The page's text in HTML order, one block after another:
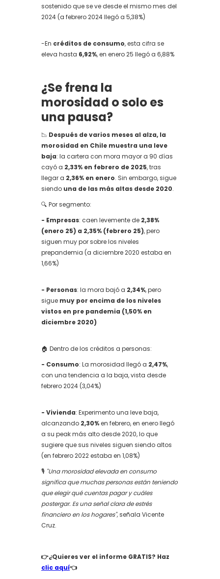
sostenido que se ve desde el mismo mes del
2024 (a febrero 2024 llegó a 5,38%)
-En créditos de consumo, esta cifra se
eleva hasta 6,92%, en enero 25 llegó a 6,88%
¿Se frena la
morosidad o solo es
una pausa?
📉 Después de varios meses al alza, la
morosidad en Chile muestra una leve
baja: la cartera con mora mayor a 90 días
cayó a 2,33% en febrero de 2025, tras
llegar a 2,36% en enero. Sin embargo, sigue
siendo una de las más altas desde 2020.
🔍 Por segmento:
- Empresas: caen levemente de 2,38%
(enero 25) a 2,35% (febrero 25), pero
siguen muy por sobre los niveles
prepandemia (a diciembre 2020 estaba en
1,66%)
- Personas: la mora bajó a 2,34%, pero
sigue muy por encima de los niveles
vistos en pre pandemia (1,50% en
diciembre 2020)
🏠 Dentro de los créditos a personas:
- Consumo: La morosidad llegó a 2,47%,
con una tendencia a la baja, vista desde
febrero 2024 (3,04%)
- Vivienda: Experimento una leve baja,
alcanzando 2,30%en febrero, en enero llegó
a su peak más alto desde 2020, lo que
sugiere que sus niveles siguen siendo altos
(en febrero 2022 estaba en 1,08%)
🎙️ "Una morosidad elevada en consumo
significa que muchas personas están teniendo
que elegir qué cuentas pagar y cuáles
postergar. Es una señal clara de estrés
financiero en los hogares",señala Vicente
Cruz.
👉¿Quieres ver el informe GRATIS? Haz
clic aquí👈